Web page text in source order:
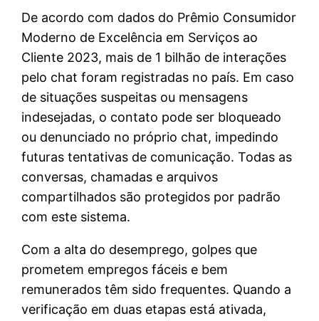
De acordo com dados do Prêmio Consumidor
Moderno de Excelência em Serviços ao
Cliente 2023, mais de 1 bilhão de interações
pelo chat foram registradas no país. Em caso
de situações suspeitas ou mensagens
indesejadas, o contato pode ser bloqueado
ou denunciado no próprio chat, impedindo
futuras tentativas de comunicação. Todas as
conversas, chamadas e arquivos
compartilhados são protegidos por padrão
com este sistema.
Com a alta do desemprego, golpes que
prometem empregos fáceis e bem
remunerados têm sido frequentes. Quando a
verificação em duas etapas está ativada,